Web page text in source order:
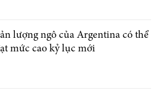
lượng ngô của Argentina có thể
mức cao kỷ lục mới